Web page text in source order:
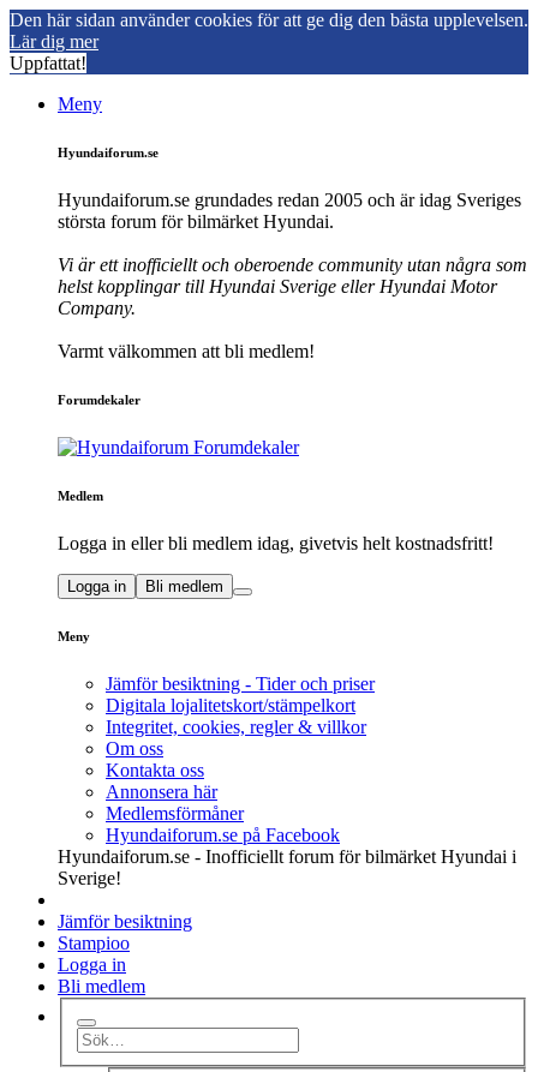
Den här sidan använder cookies för att ge dig den bästa upplevelsen.
Lär dig mer
Uppfattat!
Meny
Hyundaiforum.se
Hyundaiforum.se grundades redan 2005 och är idag Sveriges
största forum för bilmärket Hyundai.
Vi är ett inofficiellt och oberoende community utan några som
helst kopplingar till Hyundai Sverige eller Hyundai Motor
Company.
Varmt välkommen att bli medlem!
Forumdekaler
Medlem
Logga in eller bli medlem idag, givetvis helt kostnadsfritt!
Logga in Bli medlem
Meny
Jämför besiktning - Tider och priser
Digitala lojalitetskort/stämpelkort
Integritet, cookies, regler & villkor
Om oss
Kontakta oss
Annonsera här
Medlemsförmåner
Hyundaiforum.se på Facebook
Hyundaiforum.se - Inofficiellt forum för bilmärket Hyundai i
Sverige!
Jämför besiktning
Stampioo
Logga in
Bli medlem